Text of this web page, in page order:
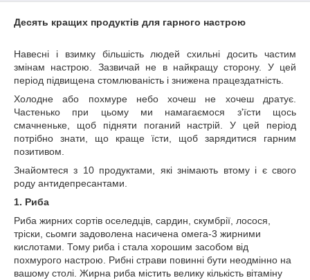
Десять кращих продуктів для гарного настрою
Навесні і взимку більшість людей схильні досить частим
змінам настрою. Зазвичай не в найкращу сторону. У цей
період підвищена стомлюваність і знижена працездатність.
Холодне або похмуре небо хочеш не хочеш дратує.
Частенько при цьому ми намагаємося з'їсти щось
смачненьке, щоб підняти поганий настрій. У цей період
потрібно знати, що краще їсти, щоб зарядитися гарним
позитивом.
Знайомтеся з 10 продуктами, які знімають втому і є свого
роду антидепресантами.
1. Риба
Риба жирних сортів оселедців, сардин, скумбрії, лосося,
тріски, сьомги задоволена насичена омега-3 жирними
кислотами. Тому риба і стала хорошим засобом від
похмурого настрою. Рибні страви повинні бути неодмінно на
вашому столі. Жирна риба містить велику кількість вітаміну